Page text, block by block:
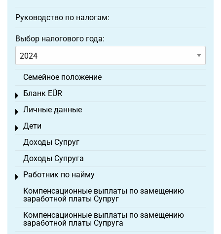
Руководство по налогам:
Выбор налогового года:
Семейное положение
Бланк EÜR
Toggle menu
Личные данные
Toggle menu
Дети
Toggle menu
Доходы Супруг
Доходы Супруга
Работник по найму
Toggle menu
Компенсационные выплаты по замещению
заработной платы Супруг
Компенсационные выплаты по замещению
заработной платы Супруга